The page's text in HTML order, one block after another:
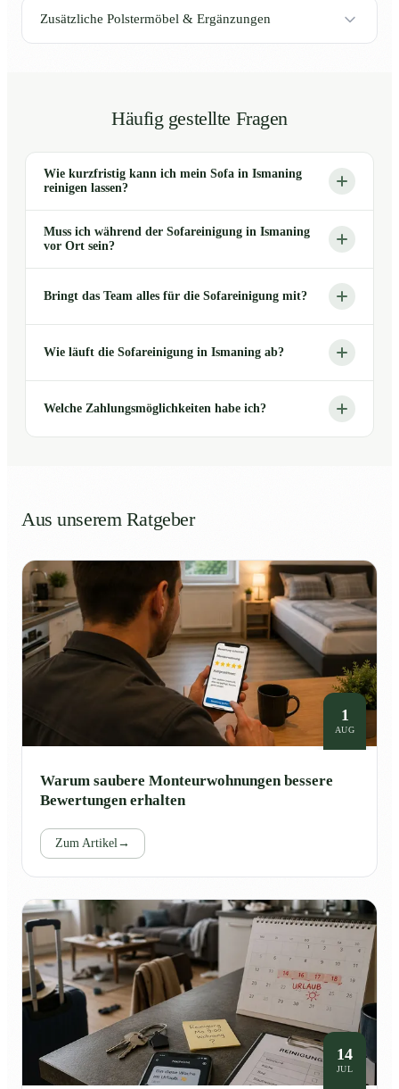
Zusätzliche Polstermöbel & Ergänzungen
Häufig gestellte Fragen
Wie kurzfristig kann ich mein Sofa in Ismaning
reinigen lassen?
Muss ich während der Sofareinigung in Ismaning
vor Ort sein?
Bringt das Team alles für die Sofareinigung mit?
Wie läuft die Sofareinigung in Ismaning ab?
Welche Zahlungsmöglichkeiten habe ich?
Aus unserem Ratgeber
1
AUG
Warum saubere Monteurwohnungen bessere
Bewertungen erhalten
Zum Artikel →
14
JUL